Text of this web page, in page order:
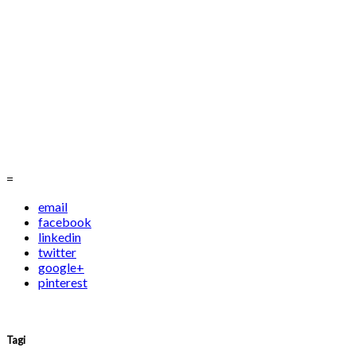
=
email
facebook
linkedin
twitter
google+
pinterest
Tagi